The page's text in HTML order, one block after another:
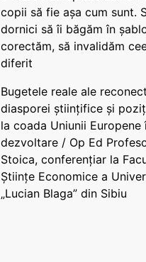
copii să fie așa cum sunt.
dornici să îi băgăm în
corectăm, să invalidăm
diferit
Bugetele reale ale
diasporei științifice și
la coada Uniunii
dezvoltare / Op Ed
Stoica, conferențiar la
Științe Economice a
„Lucian Blaga” din Sibiu